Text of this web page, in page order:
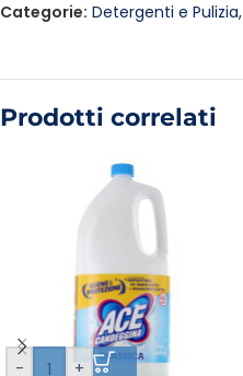
Categorie: Detergenti e Pulizia,
Prodotti correlati
- +